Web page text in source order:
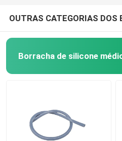
Tubo da infusão
OUTRAS CATEGORIAS DOS
Borracha de silicone